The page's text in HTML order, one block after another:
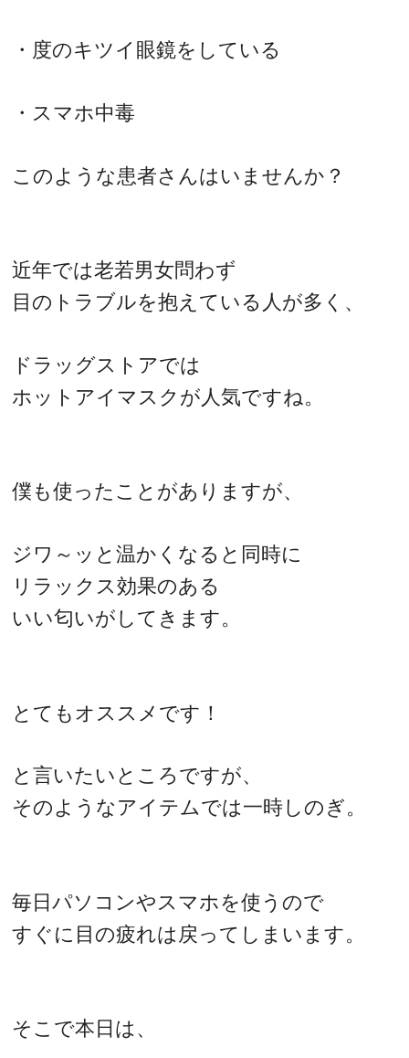
・度のキツイ眼鏡をしている
・スマホ中毒
このような患者さんはいませんか？
近年では老若男女問わず
目のトラブルを抱えている人が多く、
ドラッグストアでは
ホットアイマスクが人気ですね。
僕も使ったことがありますが、
ジワ～ッと温かくなると同時に
リラックス効果のある
いい匂いがしてきます。
とてもオススメです！
と言いたいところですが、
そのようなアイテムでは一時しのぎ。
毎日パソコンやスマホを使うので
すぐに目の疲れは戻ってしまいます。
そこで本日は、